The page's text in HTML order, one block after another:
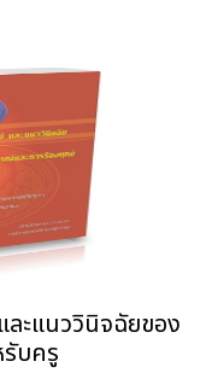
ะแนววินิจฉัยของ
บครู